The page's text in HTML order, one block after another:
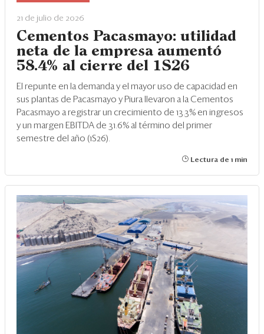
Blogs
Ranking CEO
Edición Impresa
21 de julio de 2026
Cementos Pacasmayo: utilidad
neta de la empresa aumentó
58.4% al cierre del 1S26
El repunte en la demanda y el mayor uso de capacidad en
sus plantas de Pacasmayo y Piura llevaron a la Cementos
Pacasmayo a registrar un crecimiento de 13.3% en ingresos
y un margen EBITDA de 31.6% al término del primer
semestre del año (1S26).
Lectura de 1 min